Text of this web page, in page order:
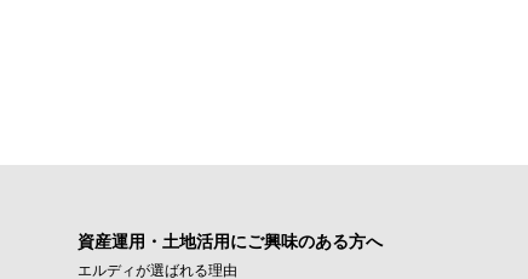
資産運用・土地活用にご興味のある方へ
エルディが選ばれる理由